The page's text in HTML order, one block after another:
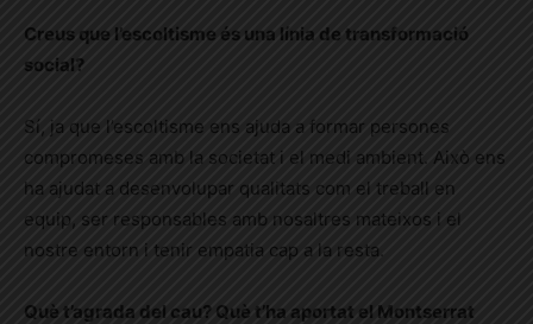
Creus que l’escoltisme és una línia de transformació
social?
Sí, ja que l’escoltisme ens ajuda a formar persones
compromeses amb la societat i el medi ambient. Això ens
ha ajudat a desenvolupar qualitats com el treball en
equip, ser responsables amb nosaltres mateixos i el
nostre entorn i tenir empatia cap a la resta.
Què t’agrada del cau? Què t’ha aportat el Montserrat